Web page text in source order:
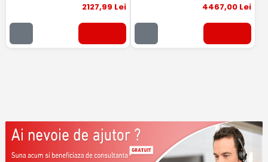
2127,99 Lei 4467,00 Lei